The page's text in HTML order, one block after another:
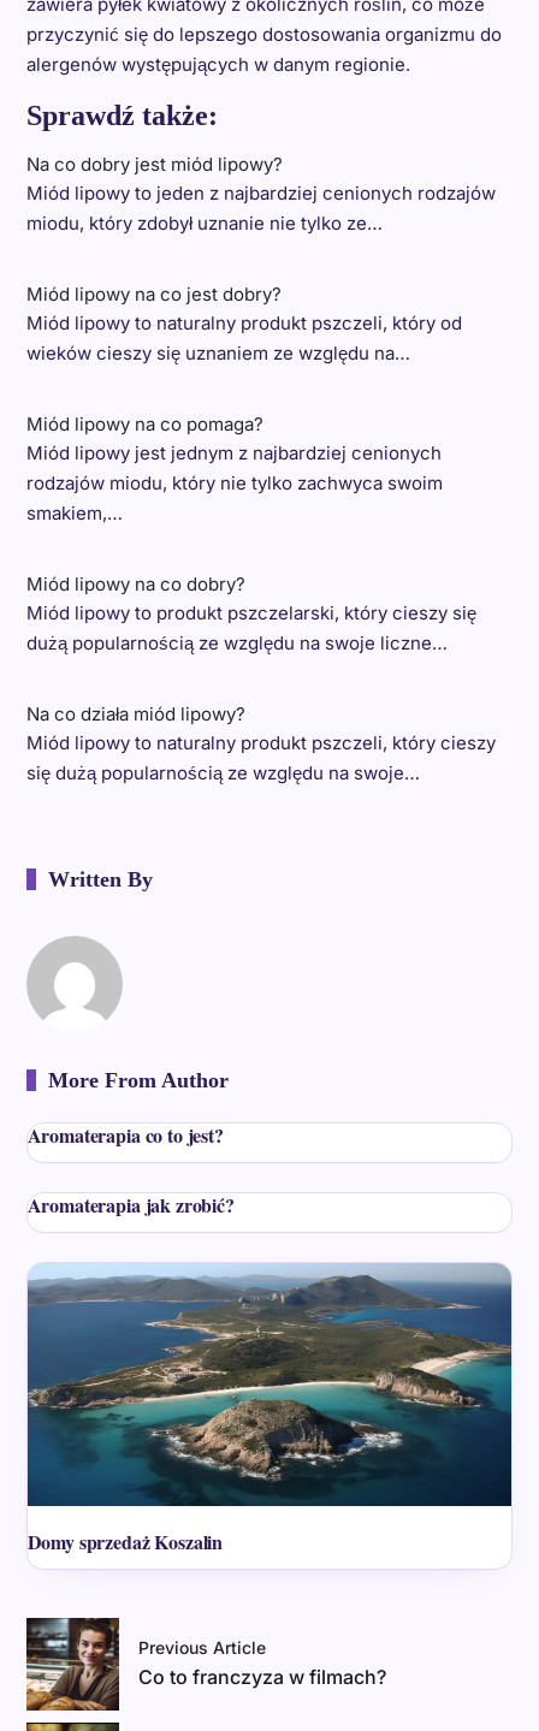
przyczynić się do lepszego dostosowania organizmu do
alergenów występujących w danym regionie.
Sprawdź także:
Na co dobry jest miód lipowy?
Miód lipowy to jeden z najbardziej cenionych rodzajów
miodu, który zdobył uznanie nie tylko ze…
Miód lipowy na co jest dobry?
Miód lipowy to naturalny produkt pszczeli, który od
wieków cieszy się uznaniem ze względu na…
Miód lipowy na co pomaga?
Miód lipowy jest jednym z najbardziej cenionych
rodzajów miodu, który nie tylko zachwyca swoim
smakiem,…
Miód lipowy na co dobry?
Miód lipowy to produkt pszczelarski, który cieszy się
dużą popularnością ze względu na swoje liczne…
Na co działa miód lipowy?
Miód lipowy to naturalny produkt pszczeli, który cieszy
się dużą popularnością ze względu na swoje…
Written By
More From Author
Aromaterapia co to jest?
Aromaterapia jak zrobić?
Domy sprzedaż Koszalin
Previous Article
Co to franczyza w filmach?